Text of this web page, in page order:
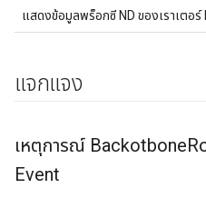
แสดงข้อมูลพร็อกซี ND ของเราเตอ
แจกแจง
เหตุการณ์ Backotbone
Event